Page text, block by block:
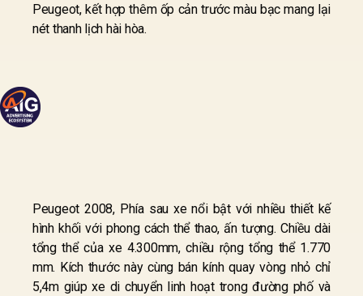
Peugeot, kết hợp thêm ốp cản trước màu bạc mang lại
nét thanh lịch hài hòa.
Peugeot 2008, Phía sau xe nổi bật với nhiều thiết kế
hình khối với phong cách thể thao, ấn tượng. Chiều dài
tổng thể của xe 4.300mm, chiều rộng tổng thể 1.770
mm. Kích thước này cùng bán kính quay vòng nhỏ chỉ
5,4m giúp xe di chuyển linh hoạt trong đường phố và